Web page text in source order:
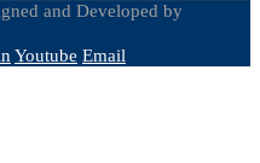
and Developed by
Youtube Email